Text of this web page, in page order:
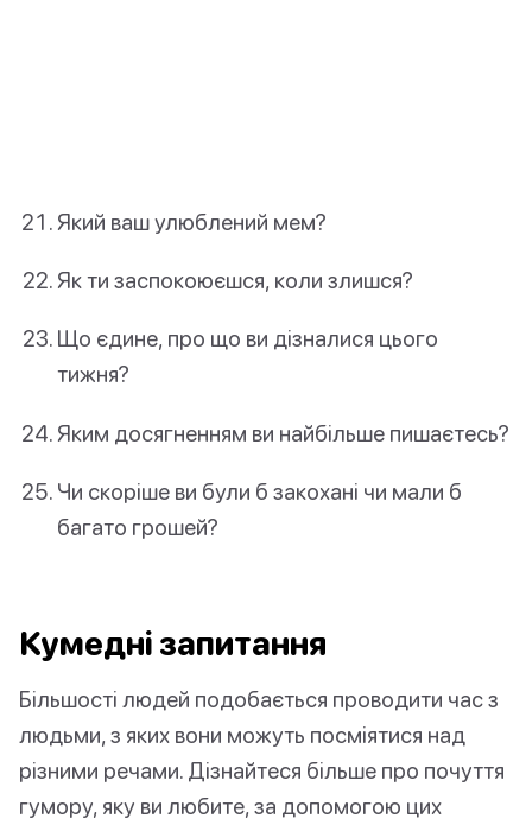
Який ваш улюблений мем?
Як ти заспокоюєшся, коли злишся?
Що єдине, про що ви дізналися цього
тижня?
Яким досягненням ви найбільше пишаєтесь?
Чи скоріше ви були б закохані чи мали б
багато грошей?
Кумедні запитання
Більшості людей подобається проводити час з
людьми, з яких вони можуть посміятися над
різними речами. Дізнайтеся більше про почуття
гумору, яку ви любите, за допомогою цих